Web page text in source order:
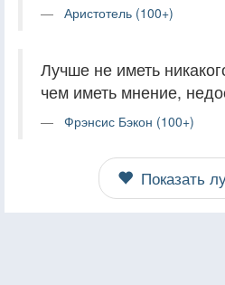
Аристотель (100+)
Лучше не иметь
чем иметь мнение,
Фрэнсис Бэкон (100+)
Показать